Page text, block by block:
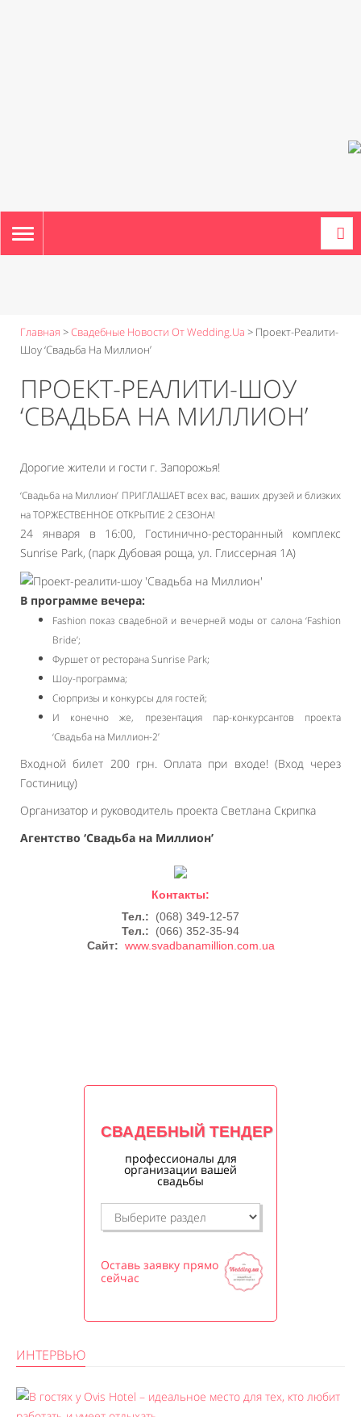
TOGGLE
NAVIGATION
Главная >Свадебные Новости От Wedding.ua > Проект-Реалити-
Шоу ‘Свадьба На Миллион’
ПРОЕКТ-РЕАЛИТИ-ШОУ
‘СВАДЬБА НА МИЛЛИОН’
Дорогие жители и гости г. Запорожья!
‘Свадьба на Миллион’ ПРИГЛАШАЕТ всех вас, ваших друзей и близких
на ТОРЖЕСТВЕННОЕ ОТКРЫТИЕ 2 СЕЗОНА!
24 января в 16:00, Гостинично-ресторанный комплекс
Sunrise Park, (парк Дубовая роща, ул. Глиссерная 1А)
В программе вечера:
Fashion показ свадебной и вечерней моды от салона ‘Fashion
Bride’;
Фуршет от ресторана Sunrise Park;
Шоу-программа;
Сюрпризы и конкурсы для гостей;
И конечно же, презентация пар-конкурсантов проекта
‘Свадьба на Миллион-2’
Входной билет 200 грн. Оплата при входе! (Вход через
Гостиницу)
Организатор и руководитель проекта Светлана Скрипка
Агентство ‘Свадьба на Миллион’
Контакты:
Тел.: (068) 349-12-57
Тел.: (066) 352-35-94
Сайт: www.svadbanamillion.com.ua
СВАДЕБНЫЙ ТЕНДЕР
профессионалы для
организации вашей
свадьбы
Оставь заявку прямо
сейчас
ИНТЕРВЬЮ